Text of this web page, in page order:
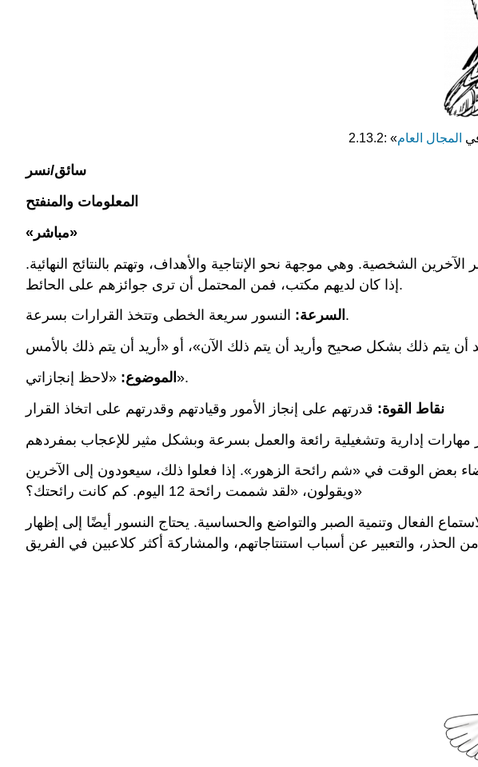
سائق/نسر
المعلومات والمنفتح
«مباشر»
الشخصية. وهي موجهة نحو الإنتاجية والأهداف، وتهتم بالنتائج النهائية.
إذا كان لديهم مكتب، فمن المحتمل أن ترى جوائزهم على الحائط.
السرعة: النسور سريعة الخطى وتتخذ القرارات بسرعة.
الموضوع: «لاحظ إنجازاتي».
نقاط القوة: قدرتهم على إنجاز الأمور وقيادتهم وقدرتهم على اتخاذ القرار
بعض الوقت في «شم رائحة الزهور». إذا فعلوا ذلك، سيعودون إلى الآخرين
ويقولون، «لقد شممت رائحة 12 اليوم. كم كانت رائحتك؟»
الفعال وتنمية الصبر والتواضع والحساسية. يحتاج النسور أيضًا إلى إظهار